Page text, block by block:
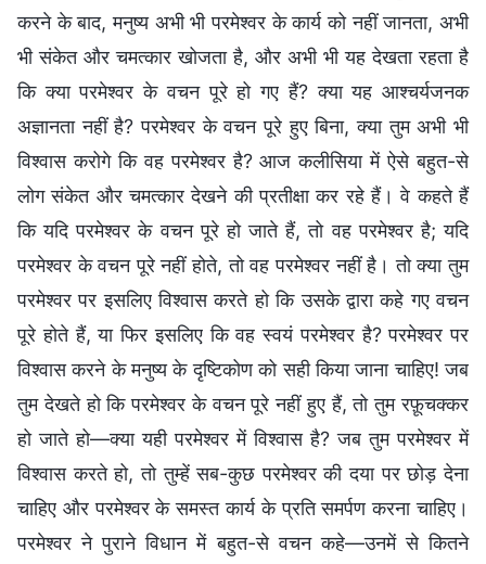
करने के बाद, मनुष्य अभी भी परमेश्वर के कार्य को नहीं जानता, अभी
भी संकेत और चमत्कार खोजता है, और अभी भी यह देखता रहता है
कि क्या परमेश्वर के वचन पूरे हो गए हैं? क्या यह आश्चर्यजनक
अज्ञानता नहीं है? परमेश्वर के वचन पूरे हुए बिना, क्या तुम अभी भी
विश्वास करोगे कि वह परमेश्वर है? आज कलीसिया में ऐसे बहुत-से
लोग संकेत और चमत्कार देखने की प्रतीक्षा कर रहे हैं। वे कहते हैं
कि यदि परमेश्वर के वचन पूरे हो जाते हैं, तो वह परमेश्वर है; यदि
परमेश्वर के वचन पूरे नहीं होते, तो वह परमेश्वर नहीं है। तो क्या तुम
परमेश्वर पर इसलिए विश्वास करते हो कि उसके द्वारा कहे गए वचन
पूरे होते हैं, या फिर इसलिए कि वह स्वयं परमेश्वर है? परमेश्वर पर
विश्वास करने के मनुष्य के दृष्टिकोण को सही किया जाना चाहिए! जब
तुम देखते हो कि परमेश्वर के वचन पूरे नहीं हुए हैं, तो तुम रफ़ूचक्कर
हो जाते हो—क्या यही परमेश्वर में विश्वास है? जब तुम परमेश्वर में
विश्वास करते हो, तो तुम्हें सब-कुछ परमेश्वर की दया पर छोड़ देना
चाहिए और परमेश्वर के समस्त कार्य के प्रति समर्पण करना चाहिए।
परमेश्वर ने पुराने विधान में बहुत-से वचन कहे—उनमें से कितने